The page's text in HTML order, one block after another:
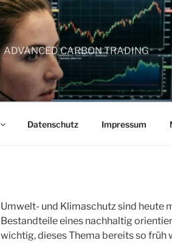
ADVANCED CARBON TRADING
Datenschutz Impressum
Umwelt- und Klimaschutz sind heute
Bestandteile eines nachhaltig
wichtig, dieses Thema bereits so